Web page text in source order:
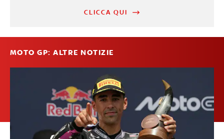
CLICCA QUI
MOTO GP: ALTRE NOTIZIE